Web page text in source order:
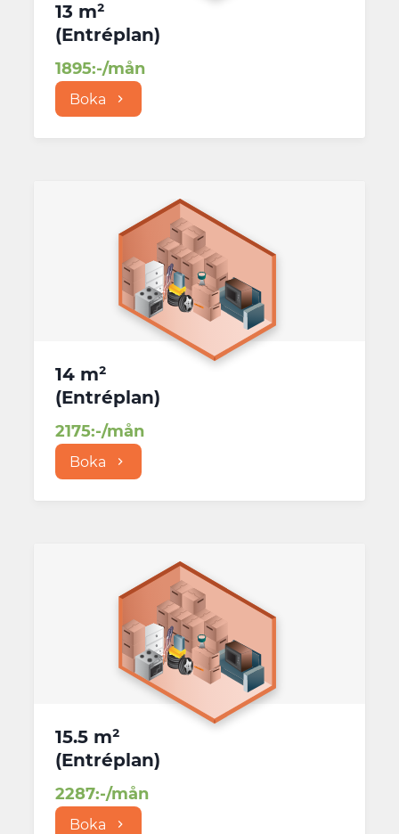
13 m²
(Entréplan)
1895:-/mån
Boka
14 m²
(Entréplan)
2175:-/mån
Boka
15.5 m²
(Entréplan)
2287:-/mån
Boka